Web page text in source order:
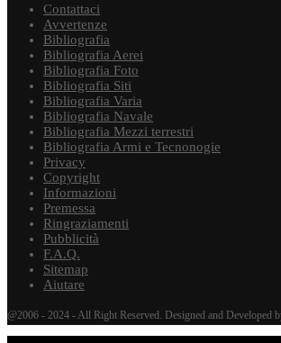
Contattaci
Avvertenze
Bibliografia
Bibliografia Aerei
Bibliografia Foto
Bibliografia Siti
Bibliografia Varia
Bibliografia Navale
Bibliografia Mezzi terrestri
Bibliografia Armi e Tecnonogie
Privacy
Copyright
Informazioni
Premessa
Ringraziamenti
Pubblicità
F.A.Q.
Sitemap
Aiutare
@2006 - 2024 - All Right Reserved. Designed and Developed